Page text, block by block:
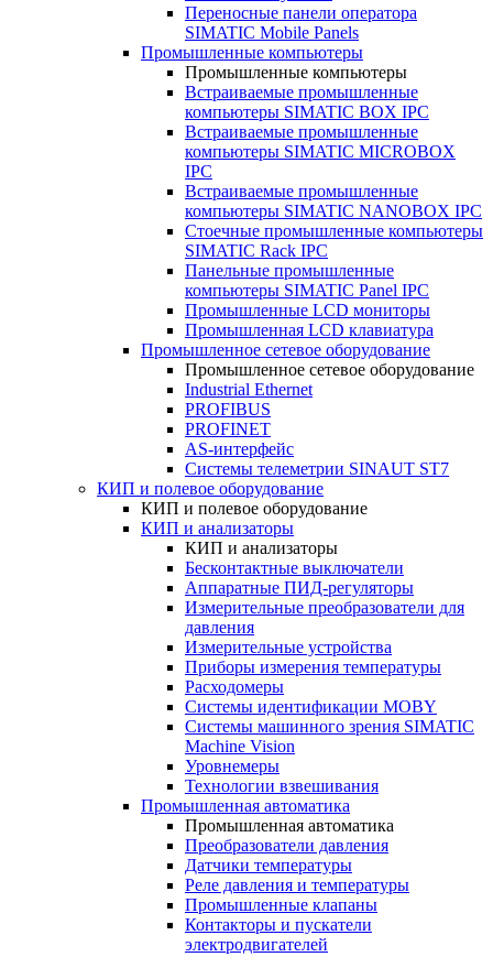
Переносные панели оператора
SIMATIC Mobile Panels
Промышленные компьютеры
Промышленные компьютеры
Встраиваемые промышленные
компьютеры SIMATIC BOX IPC
Встраиваемые промышленные
компьютеры SIMATIC MICROBOX
IPC
Встраиваемые промышленные
компьютеры SIMATIC NANOBOX IPC
Стоечные промышленные компьютеры
SIMATIC Rack IPC
Панельные промышленные
компьютеры SIMATIC Panel IPC
Промышленные LCD мониторы
Промышленная LCD клавиатура
Промышленное сетевое оборудование
Промышленное сетевое оборудование
Industrial Ethernet
PROFIBUS
PROFINET
AS-интерфейс
Системы телеметрии SINAUT ST7
КИП и полевое оборудование
КИП и полевое оборудование
КИП и анализаторы
КИП и анализаторы
Бесконтактные выключатели
Аппаратные ПИД-регуляторы
Измерительные преобразователи для
давления
Измерительные устройства
Приборы измерения температуры
Расходомеры
Системы идентификации MOBY
Системы машинного зрения SIMATIC
Machine Vision
Уровнемеры
Технологии взвешивания
Промышленная автоматика
Промышленная автоматика
Преобразователи давления
Датчики температуры
Реле давления и температуры
Промышленные клапаны
Контакторы и пускатели
электродвигателей